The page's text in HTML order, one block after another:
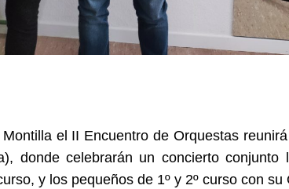
el II Encuentro de Orquestas
donde celebrarán un concierto conjunto
y los pequeños de 1º y 2º curso con su